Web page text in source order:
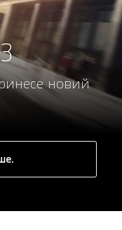
новий